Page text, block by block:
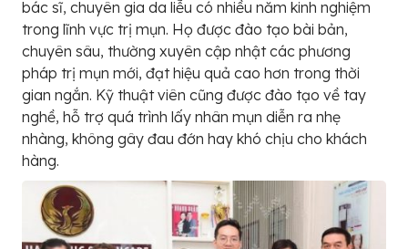
bác sĩ, chuyên gia da liễu có nhiều năm kinh nghiệm
trong lĩnh vực trị mụn. Họ được đào tạo bài bản,
chuyên sâu, thường xuyên cập nhật các phương
pháp trị mụn mới, đạt hiệu quả cao hơn trong thời
gian ngắn. Kỹ thuật viên cũng được đào tạo về tay
nghề, hỗ trợ quá trình lấy nhân mụn diễn ra nhẹ
nhàng, không gây đau đớn hay khó chịu cho khách
hàng.